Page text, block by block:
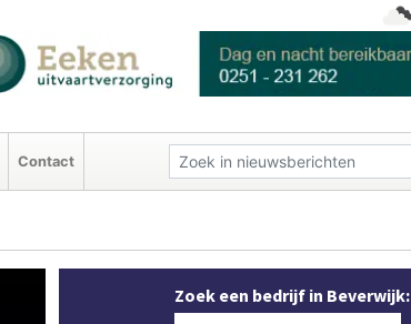
Contact
Zoek een bedrijf in Beverwijk: